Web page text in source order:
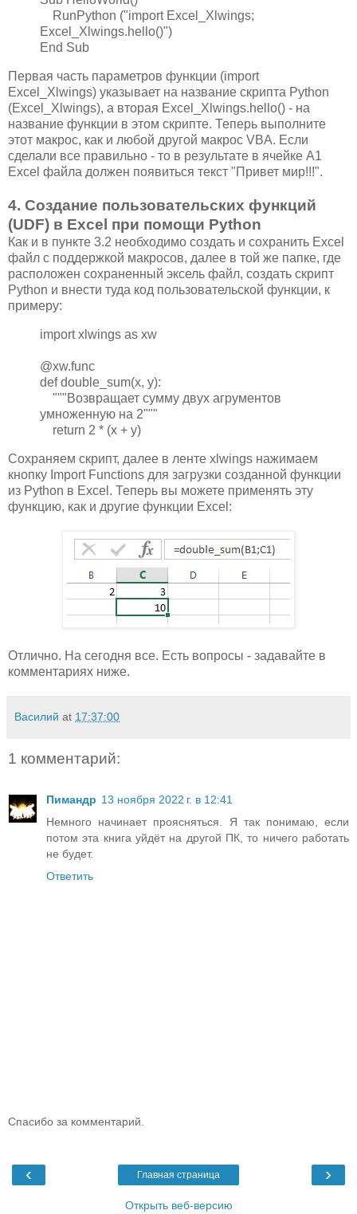
RunPython ("import Excel_Xlwings;
Excel_Xlwings.hello()")
End Sub
Первая часть параметров функции (import
Excel_Xlwings) указывает на название скрипта Python
(Excel_Xlwings), а вторая Excel_Xlwings.hello() - на
название функции в этом скрипте. Теперь выполните
этот макрос, как и любой другой макрос VBA. Если
сделали все правильно - то в результате в ячейке A1
Excel файла должен появиться текст "Привет мир!!!".
4. Создание пользовательских функций
(UDF) в Excel при помощи Python
Как и в пункте 3.2 необходимо создать и сохранить Excel
файл с поддержкой макросов, далее в той же папке, где
расположен сохраненный эксель файл, создать скрипт
Python и внести туда код пользовательской функции, к
примеру:
import xlwings as xw
@xw.func
def double_sum(x, y):
"""Возвращает сумму двух агрументов
умноженную на 2"""
return 2 * (x + y)
Сохраняем скрипт, далее в ленте xlwings нажимаем
кнопку Import Functions для загрузки созданной функции
из Python в Excel. Теперь вы можете применять эту
функцию, как и другие функции Excel:
Отлично. На сегодня все. Есть вопросы - задавайте в
комментариях ниже.
Василий at 17:37:00
1 комментарий:
Пимандр 13 ноября 2022 г. в 12:41
Немного начинает проясняться. Я так понимаю, если
потом эта книга уйдёт на другой ПК, то ничего работать
не будет.
Ответить
Спасибо за комментарий.
‹ ›
Главная страница
Открыть веб-версию